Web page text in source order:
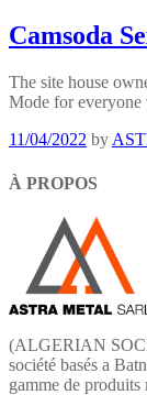
Camsoda
The site house
Mode for
11/04/2022 by
À PROPOS
(ALGERIAN
société basés a
gamme de